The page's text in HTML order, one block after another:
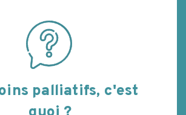
palliatifs, c'est